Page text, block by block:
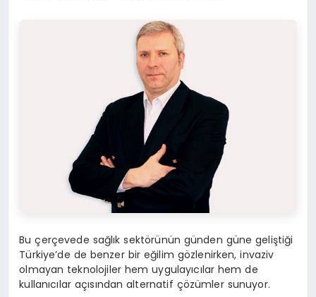
Bu çerçevede sağlık sektörünün günden güne geliştiği
Türkiye’de de benzer bir eğilim gözlenirken, invaziv
olmayan teknolojiler hem uygulayıcılar hem de
kullanıcılar açısından alternatif çözümler sunuyor.